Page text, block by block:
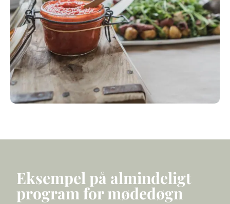
Eksempel på almindeligt
program for mødedøgn